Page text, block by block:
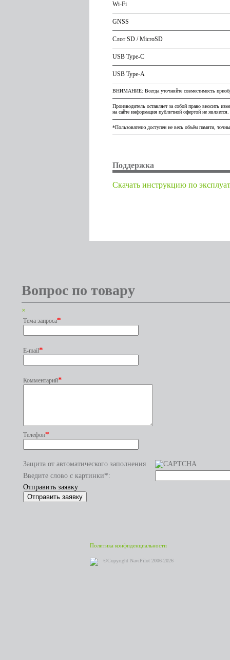
Wi-Fi
GNSS
Слот SD / MicroSD
USB Type-C
USB Type-A
ВНИМАНИЕ: Всегда уточняйте совместимость
Производитель оставляет за собой право вносить
на сайте информация публичной офертой не является.
*Пользователю доступен не весь объём памяти,
Поддержка
Cкачать инструкцию по
Вопрос по товару
×
Тема запроса*
E-mail*
Комментарий*
Телефон*
Защита от автоматического заполнения
Введите слово с картинки*:
Отправить заявку
Политика конфиденциальности
©Copyright NaviPilot 2006-2026